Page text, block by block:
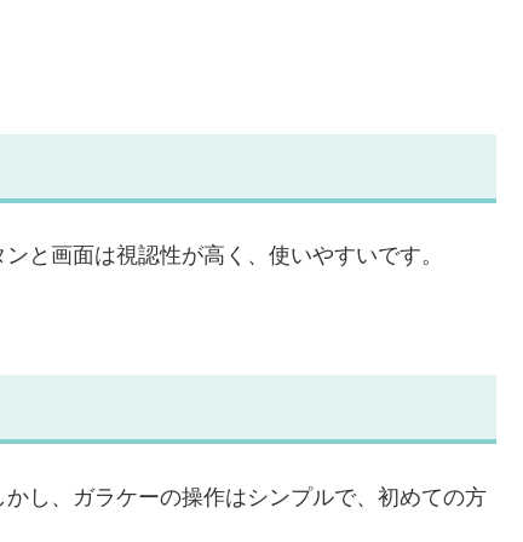
と画面は視認性が高く、使いやすいです。
し、ガラケーの操作はシンプルで、初めての方